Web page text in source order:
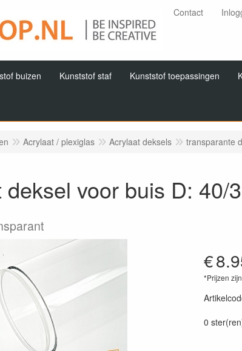
Contact
buizen Kunststof staf Kunststof toepassingen
Acrylaat / plexiglas Acrylaat deksels transparante
voor buis D: 40/
€
*Prijzen
0